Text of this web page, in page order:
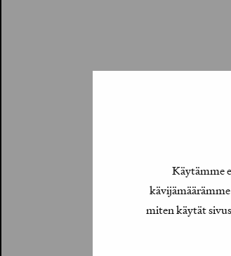
Käytämme
miten käytät